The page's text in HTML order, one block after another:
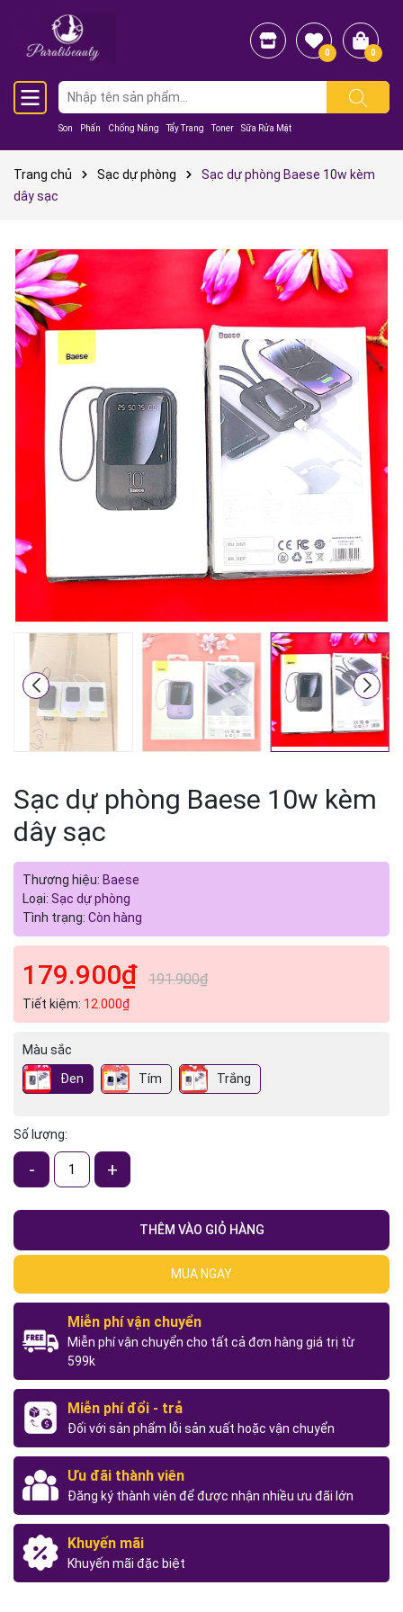
Son Phấn Chống Nắng Tẩy Trang Toner Sữa Rửa Mặt
0 0
Trang chủ Sạc dự phòng
Sạc dự phòng Baese 10w kèm
dây sạc
Sạc dự phòng Baese 10w kèm
dây sạc
Thương hiệu: Baese
Loại: Sạc dự phòng
Tình trạng: Còn hàng
179.900₫ 191.900₫
Tiết kiệm: 12.000₫
Màu sắc
Đen
Tím Trắng
Số lượng:
- +
THÊM VÀO GIỎ HÀNG
MUA NGAY
Miễn phí vận chuyển
Miễn phí vận chuyển cho tất cả đơn hàng giá trị từ
599k
Miễn phí đổi - trả
Đối với sản phẩm lỗi sản xuất hoặc vận chuyển
Ưu đãi thành viên
Đăng ký thành viên để được nhận nhiều ưu đãi lớn
Khuyến mãi
Khuyến mãi đặc biệt
Mã giảm giá:
Ngày hết hạn: